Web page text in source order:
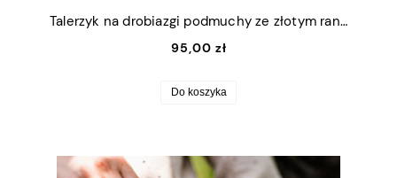
Talerzyk na drobiazgi podmuchy ze złotym rantem 13x16,5cm (M)
95,00 zł
Do koszyka